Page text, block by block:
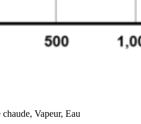
Vapeur, Eau